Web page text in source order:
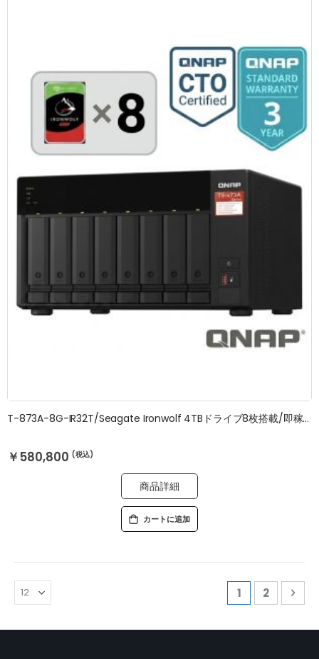
T-873A-8G-IR32T/Seagate Ironwolf 4TBドライブ8枚搭載/即稼働OK/3年無料修理保証
￥580,800
商品詳細
カートに追加
ー
ページを読んで
1 ページ
2 ペー
次